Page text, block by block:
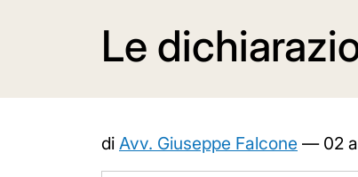
Le
di Avv. Giuseppe Falcone — 02